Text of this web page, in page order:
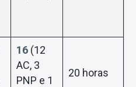
16 (12
AC, 3
PNP e 1
20 horas